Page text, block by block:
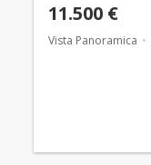
11.500 €
Vista Panoramica